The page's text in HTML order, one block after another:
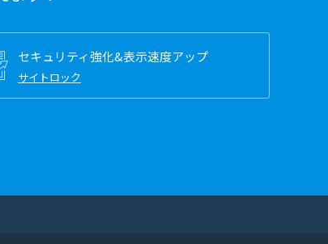
セキュリティ強化&表示速度アップ
サイトロック